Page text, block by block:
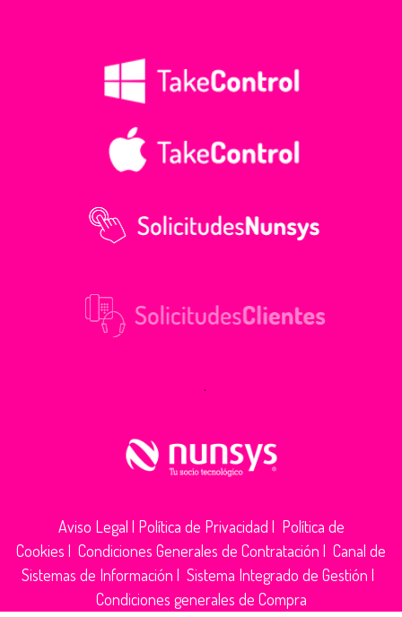
.
Aviso Legal | Política de Privacidad | Política de
Cookies | Condiciones Generales de Contratación | Canal de
Sistemas de Información | Sistema Integrado de Gestión |
Condiciones generales de Compra